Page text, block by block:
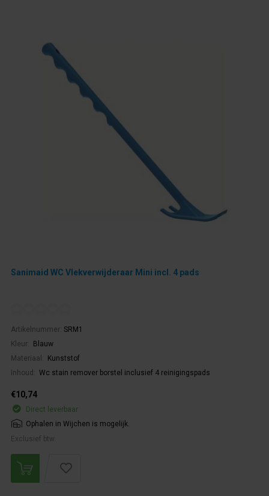
Sanimaid WC Vlekverwijderaar Mini incl. 4 pads
Artikelnummer: SRM1
Kleur:
Blauw
Materiaal:
Kunststof
Inhoud:
Wc stain remover borstel inclusief 4 reinigingspads
€10,74
Direct leverbaar
Ophalen in Wijchen is mogelijk.
Exclusief btw.